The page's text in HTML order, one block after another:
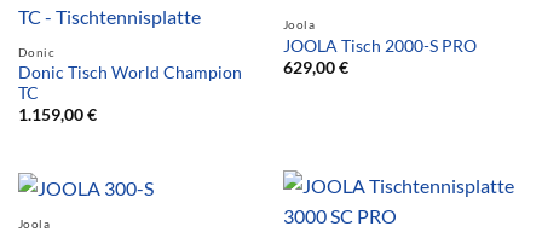
Donic
Donic Tisch World Champion
TC
1.159,00€
Joola
JOOLA Tisch 2000-S PRO
629,00€
Joola